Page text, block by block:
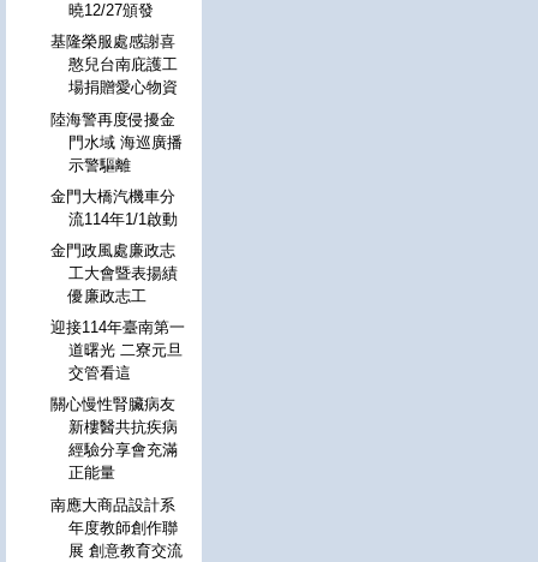
曉12/27頒發
基隆榮服處感謝喜
憨兒台南庇護工
場捐贈愛心物資
陸海警再度侵擾金
門水域 海巡廣播
示警驅離
金門大橋汽機車分
流114年1/1啟動
金門政風處廉政志
工大會暨表揚績
優廉政志工
迎接114年臺南第一
道曙光 二寮元旦
交管看這
關心慢性腎臟病友
新樓醫共抗疾病
經驗分享會充滿
正能量
南應大商品設計系
年度教師創作聯
展 創意教育交流